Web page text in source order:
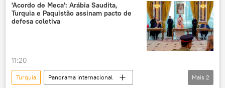
'Acordo de Meca': Arábia Saudita,
Turquia e Paquistão assinam pacto de
defesa coletiva
11:20
Turquia
Panorama internacional
Mais 2